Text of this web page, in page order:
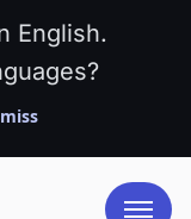
English.